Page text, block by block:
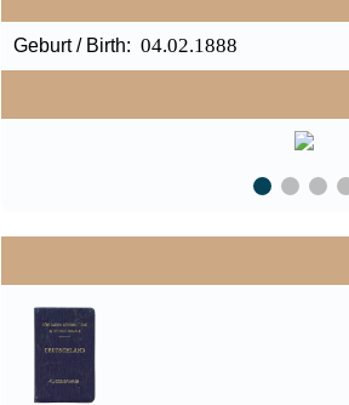
Geburt / Birth: 04.02.1888